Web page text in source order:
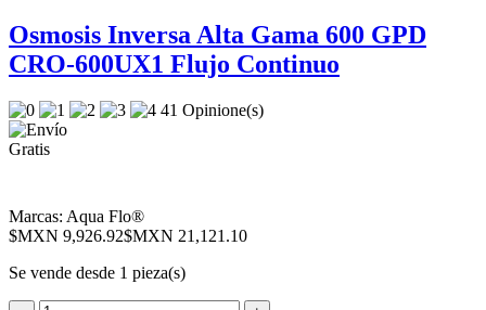
Osmosis Inversa Alta Gama 600 GPD
CRO-600UX1 Flujo Continuo
41 Opinione(s)
Marcas: Aqua Flo®
$MXN 9,926.92$MXN 21,121.10
Se vende desde 1 pieza(s)